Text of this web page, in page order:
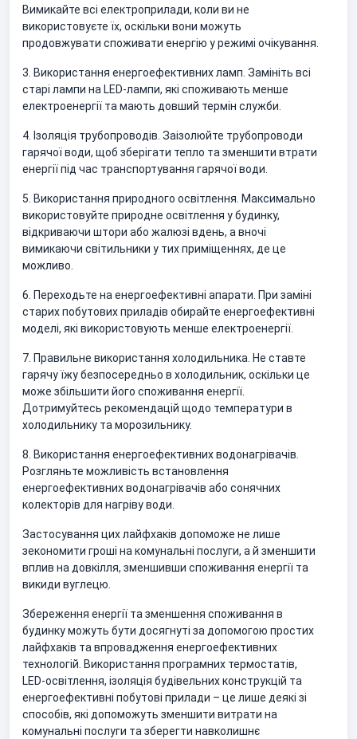
Вимикайте всі електроприлади, коли ви не
використовуєте їх, оскільки вони можуть
продовжувати споживати енергію у режимі очікування.
3. Використання енергоефективних ламп. Замініть всі
старі лампи на LED-лампи, які споживають менше
електроенергії та мають довший термін служби.
4. Ізоляція трубопроводів. Заізолюйте трубопроводи
гарячої води, щоб зберігати тепло та зменшити втрати
енергії під час транспортування гарячої води.
5. Використання природного освітлення. Максимально
використовуйте природне освітлення у будинку,
відкриваючи штори або жалюзі вдень, а вночі
вимикаючи світильники у тих приміщеннях, де це
можливо.
6. Переходьте на енергоефективні апарати. При заміні
старих побутових приладів обирайте енергоефективні
моделі, які використовують менше електроенергії.
7. Правильне використання холодильника. Не ставте
гарячу їжу безпосередньо в холодильник, оскільки це
може збільшити його споживання енергії.
Дотримуйтесь рекомендацій щодо температури в
холодильнику та морозильнику.
8. Використання енергоефективних водонагрівачів.
Розгляньте можливість встановлення
енергоефективних водонагрівачів або сонячних
колекторів для нагріву води.
Застосування цих лайфхаків допоможе не лише
зекономити гроші на комунальні послуги, а й зменшити
вплив на довкілля, зменшивши споживання енергії та
викиди вуглецю.
Збереження енергії та зменшення споживання в
будинку можуть бути досягнуті за допомогою простих
лайфхаків та впровадження енергоефективних
технологій. Використання програмних термостатів,
LED-освітлення, ізоляція будівельних конструкцій та
енергоефективні побутові прилади – це лише деякі зі
способів, які допоможуть зменшити витрати на
комунальні послуги та зберегти навколишнє